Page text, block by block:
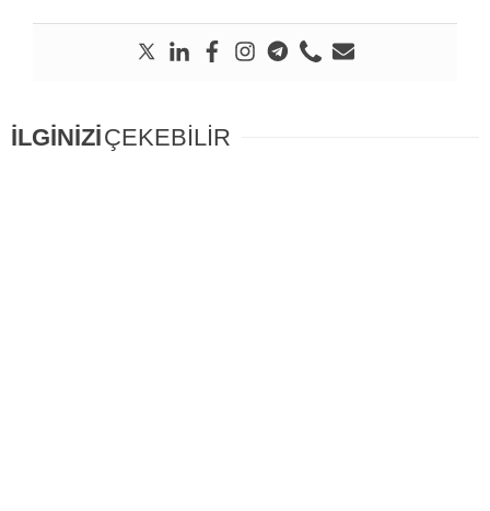
İLGİNİZİÇEKEBİLİR